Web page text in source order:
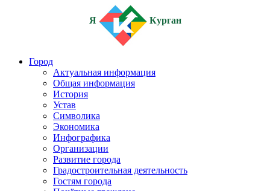
Я Курган
Город
Актуальная информация
Общая информация
История
Устав
Символика
Экономика
Инфографика
Организации
Развитие города
Градостроительная деятельность
Гостям города